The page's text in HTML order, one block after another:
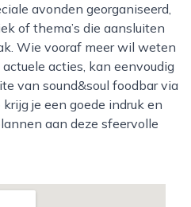
avonden georganiseerd,
of thema’s die aansluiten
Wie vooraf meer wil weten
acties, kan eenvoudig
van sound&soul foodbar via
je een goede indruk en
aan deze sfeervolle